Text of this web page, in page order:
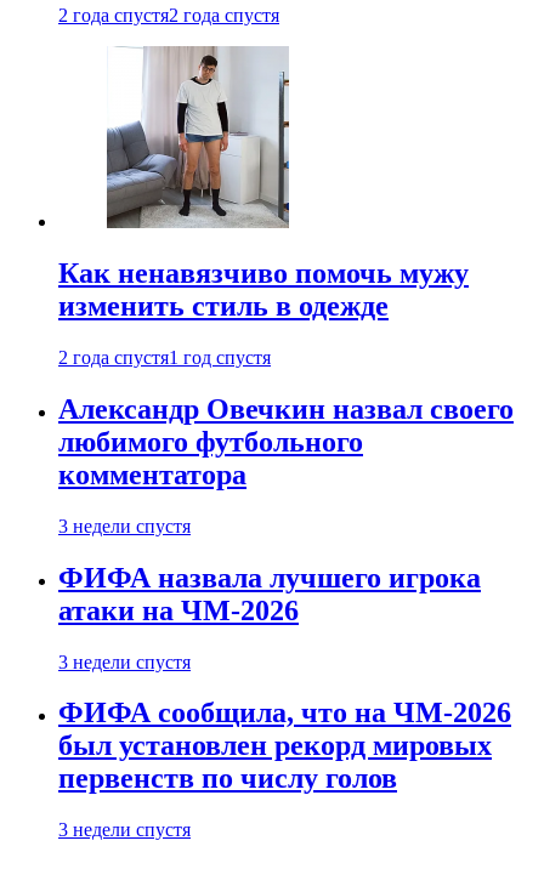
2 года спустя2 года спустя
Как ненавязчиво помочь мужу
изменить стиль в одежде
2 года спустя1 год спустя
Александр Овечкин назвал своего
любимого футбольного
комментатора
3 недели спустя
ФИФА назвала лучшего игрока
атаки на ЧМ-2026
3 недели спустя
ФИФА сообщила, что на ЧМ-2026
был установлен рекорд мировых
первенств по числу голов
3 недели спустя